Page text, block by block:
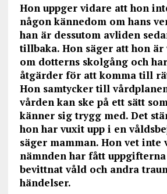
Hon uppger vidare att hon
någon kännedom om hans
han är dessutom avliden
tillbaka. Hon säger att hon
om dotterns skolgång och
åtgärder för att komma till
Hon samtycker till
vården kan ske på ett sätt
känner sig trygg med. Det
hon har vuxit upp i en
säger mamman. Hon vet inte
nämnden har fått
bevittnat våld och andra
händelser.